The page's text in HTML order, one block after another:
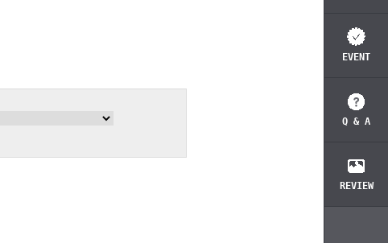
EVENT
Q & A
REVIEW